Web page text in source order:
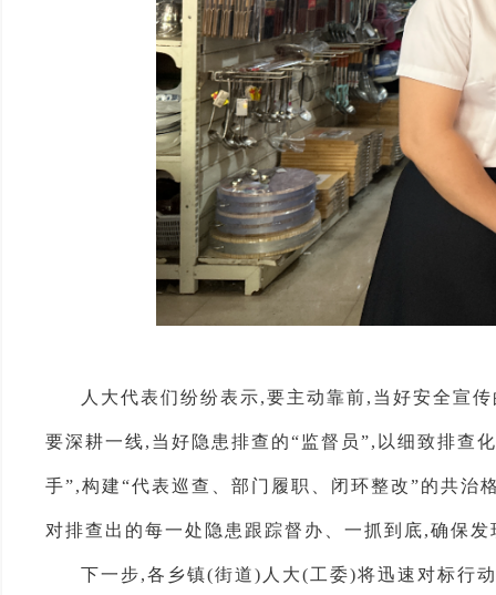
人大代表们纷纷表示,要主动靠前,当好安全宣
要深耕一线,当好隐患排查的“监督员”,以细致排查
手”,构建“代表巡查、部门履职、闭环整改”的共治
对排查出的每一处隐患跟踪督办、一抓到底,确保
下一步,各乡镇(街道)人大(工委)将迅速对标行